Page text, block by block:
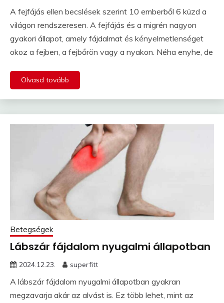
A fejfájás ellen becslések szerint 10 emberből 6 küzd a
világon rendszeresen. A fejfájás és a migrén nagyon
gyakori állapot, amely fájdalmat és kényelmetlenséget
okoz a fejben, a fejbőrön vagy a nyakon. Néha enyhe, de
Olvasd tovább
Betegségek
Lábszár fájdalom nyugalmi állapotban
2024.12.23. superfitt
A lábszár fájdalom nyugalmi állapotban gyakran
megzavarja akár az alvást is. Ez több lehet, mint az